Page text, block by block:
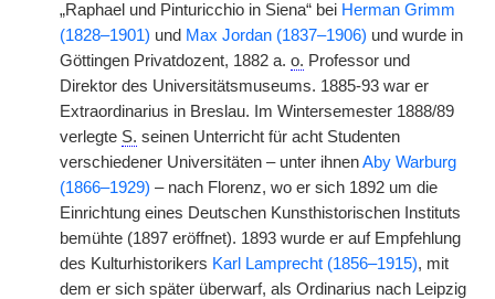
„Raphael und Pinturicchio in Siena“ bei Herman Grimm
(1828–1901) und Max Jordan (1837–1906) und wurde in
Göttingen Privatdozent, 1882 a. o. Professor und
Direktor des Universitätsmuseums. 1885-93 war er
Extraordinarius in Breslau. Im Wintersemester 1888/89
verlegte S. seinen Unterricht für acht Studenten
verschiedener Universitäten – unter ihnenAby Warburg
(1866–1929) – nach Florenz, wo er sich 1892 um die
Einrichtung eines Deutschen Kunsthistorischen Instituts
bemühte (1897 eröffnet). 1893 wurde er auf Empfehlung
des Kulturhistorikers Karl Lamprecht (1856–1915), mit
dem er sich später überwarf, als Ordinarius nach Leipzig